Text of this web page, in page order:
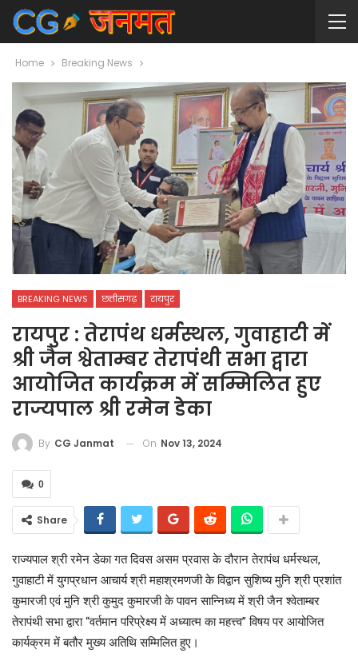
Home Breaking News
BREAKING NEWS छत्तीसगढ़ रायपुर
रायपुर : तेरापंथ धर्मस्थल, गुवाहाटी में
श्री जैन श्वेताम्बर तेरापंथी सभा द्वारा
आयोजित कार्यक्रम में सम्मिलित हुए
राज्यपाल श्री रमेन डेका
By CG Janmat On Nov 13, 2024
0
Share
राज्यपाल श्री रमेन डेका गत दिवस असम प्रवास के दौरान तेरापंथ धर्मस्थल,
गुवाहाटी में युगप्रधान आचार्य श्री महाश्रमणजी के विद्वान सुशिष्य मुनि श्री प्रशांत
कुमारजी एवं मुनि श्री कुमुद कुमारजी के पावन सान्निध्य में श्री जैन श्वेताम्बर
तेरापंथी सभा द्वारा “वर्तमान परिप्रेक्ष्य में अध्यात्म का महत्त्व” विषय पर आयोजित
कार्यक्रम में बतौर मुख्य अतिथि सम्मिलित हुए।